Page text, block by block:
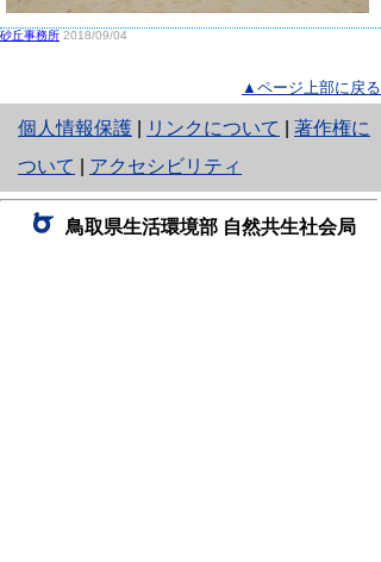
砂丘事務所 2018/09/04
▲ページ上部に戻る
個人情報保護
と
り
ネ
ッ
リンクについて
著作権に
ついて
アクセシビリティ
鳥取県生活環境部 自然共生社会局